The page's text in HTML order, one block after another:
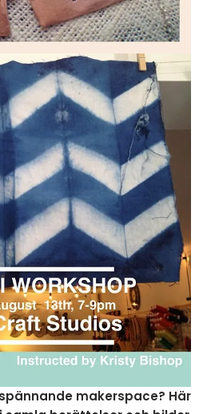
makerspace? Här